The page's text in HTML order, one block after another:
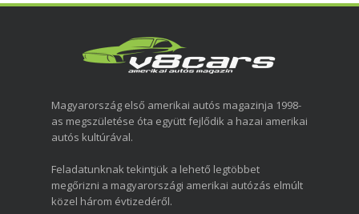
Magyarország első amerikai autós magazinja 1998-
as megszületése óta együtt fejlődik a hazai amerikai
autós kultúrával.
Feladatunknak tekintjük a lehető legtöbbet
megőrizni a magyarországi amerikai autózás elmúlt
közel három évtizedéről.